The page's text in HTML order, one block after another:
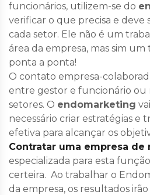
funcionários, utilizem-se do
verificar o que precisa e deve
cada setor. Ele não é um
área da empresa, mas sim
ponta a ponta!
O contato empresa-
entre gestor e funcionário ou
setores. O endomarketing
necessário criar estratégias e
efetiva para alcançar os
Contratar uma empresa de
especializada para esta
certeira. Ao trabalhar o
da empresa, os resultados